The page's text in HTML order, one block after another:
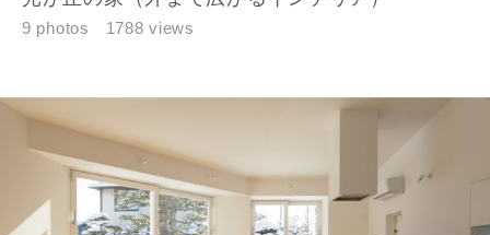
9 photos 1788 views
町名
番地、建物名